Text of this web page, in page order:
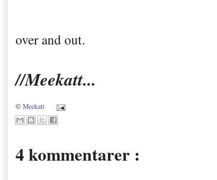
over and out.
//Meekatt...
© Meekatt
4 kommentarer :